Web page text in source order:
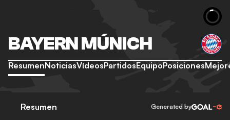
BAYERN MÚNICH
ResumenNoticiasVídeosPartidosEquipoPosiciones
Resumen Generated by